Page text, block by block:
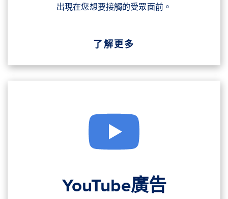
出現在您想要接觸的受眾面前。
了解更多
YouTube廣告